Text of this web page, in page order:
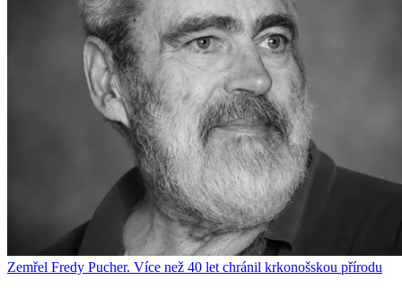
Zemřel Fredy Pucher. Více než 40 let chránil krkonošskou přírodu